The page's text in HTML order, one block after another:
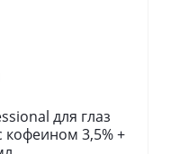
для глаз
3,5% +